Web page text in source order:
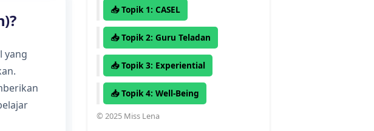
yang
📥 Topik 1: CASEL
📥 Topik 2: Guru Teladan
📥 Topik 3: Experiential
📥 Topik 4: Well-Being
© 2025 Miss Lena